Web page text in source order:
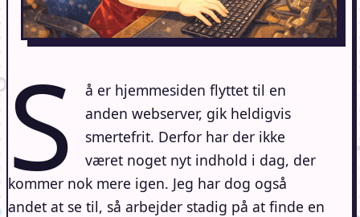
S
å er hjemmesiden flyttet til en
anden webserver, gik heldigvis
smertefrit. Derfor har der ikke
været noget nyt indhold i dag, der
kommer nok mere igen. Jeg har dog også
andet at se til, så arbejder stadig på at finde en